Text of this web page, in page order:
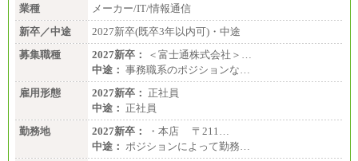
業種
メーカー/IT/情報通信
新卒／中途
2027新卒(既卒3年以内可)・中途
募集職種
2027新卒：
＜富士通株式会社＞…
中途： 事務職系のポジションな…
雇用形態
2027新卒： 正社員
中途： 正社員
勤務地
2027新卒：
・本店 〒211…
中途： ポジションによって勤務…